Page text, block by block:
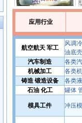
应用行业
航空航天 军工
风调
油底
汽车制造
各类
机械加工
各类
铸造 锻造设备
各类
石油 化工
罐体
模具工件 冲压